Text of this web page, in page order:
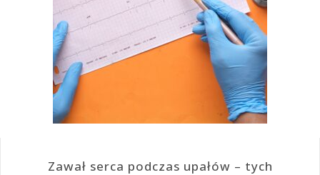
Zawał serca podczas upałów – tych